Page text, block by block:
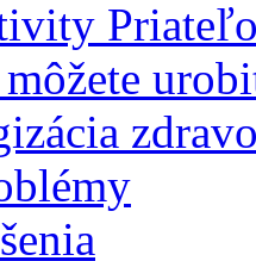
môžete